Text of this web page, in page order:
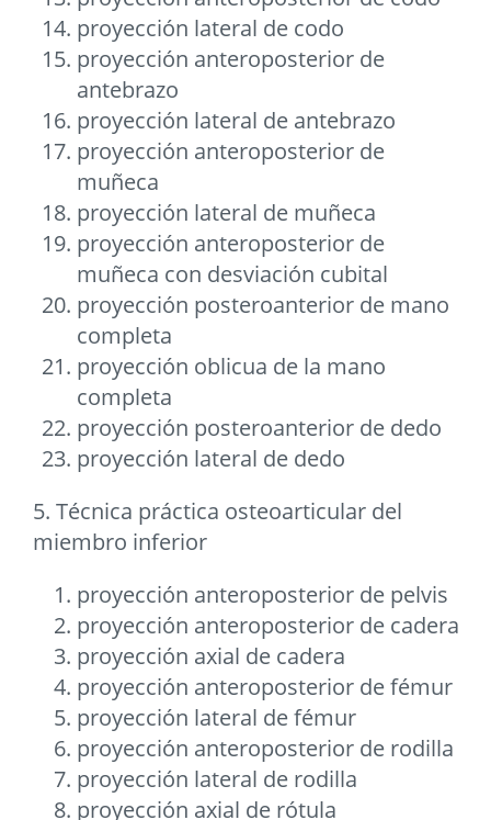
proyección lateral de codo
proyección anteroposterior de
antebrazo
proyección lateral de antebrazo
proyección anteroposterior de
muñeca
proyección lateral de muñeca
proyección anteroposterior de
muñeca con desviación cubital
proyección posteroanterior de mano
completa
proyección oblicua de la mano
completa
proyección posteroanterior de dedo
proyección lateral de dedo
5. Técnica práctica osteoarticular del
miembro inferior
proyección anteroposterior de pelvis
proyección anteroposterior de cadera
proyección axial de cadera
proyección anteroposterior de fémur
proyección lateral de fémur
proyección anteroposterior de rodilla
proyección lateral de rodilla
proyección axial de rótula